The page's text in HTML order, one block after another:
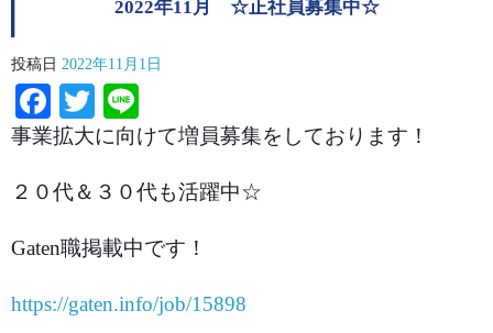
2022年11月 ☆正社員募集中☆
投稿日 2022年11月1日
Facebook
Twitter
事業拡大に向けて増員募集をしております！
２０代＆３０代も活躍中☆
Gaten職掲載中です！
https://gaten.info/job/15898